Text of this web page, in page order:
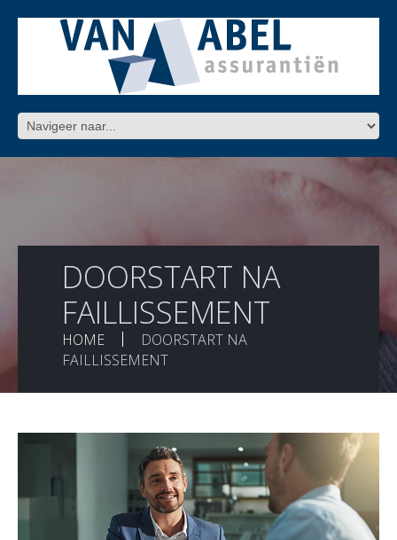
DOORSTART NA
FAILLISSEMENT
HOME
DOORSTART NA
FAILLISSEMENT